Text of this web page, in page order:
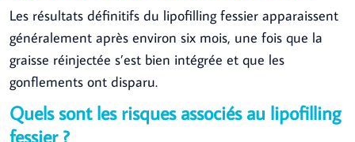
Les résultats définitifs du lipofilling fessier apparaissent
généralement après environ six mois, une fois que la
graisse réinjectée s’est bien intégrée et que les
gonflements ont disparu.
Quels sont les risques associés au lipofilling
fessier ?